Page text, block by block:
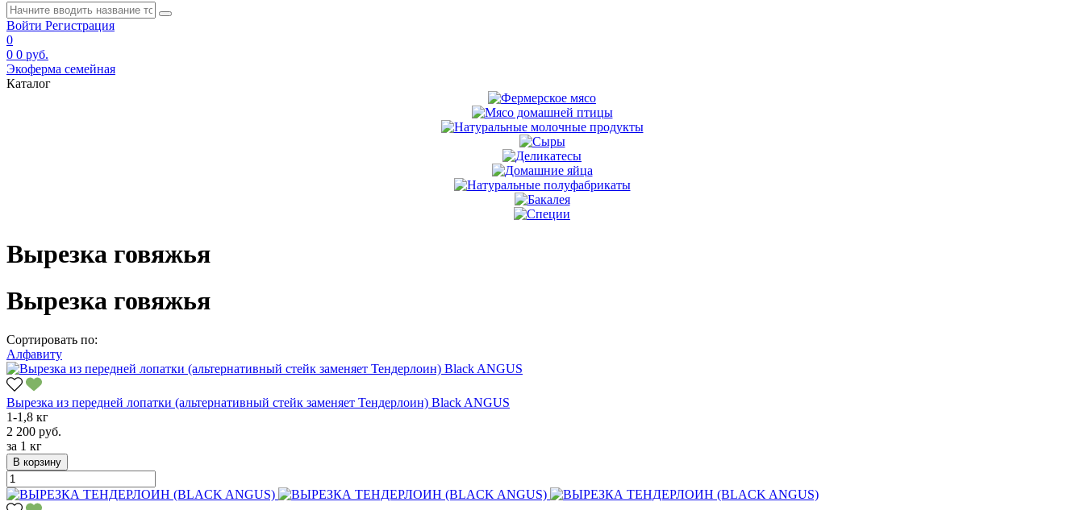
Войти Регистрация
0
0 0 руб.
Экоферма семейная
Каталог
Вырезка говяжья
Вырезка говяжья
Сортировать по:
Алфавиту
Вырезка из передней лопатки (альтернативный стейк заменяет Тендерлоин) Black ANGUS
1-1,8 кг
2 200 руб.
за 1 кг
В корзину